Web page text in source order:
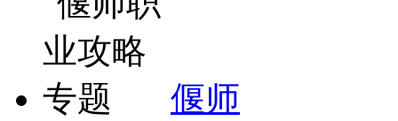
偃师